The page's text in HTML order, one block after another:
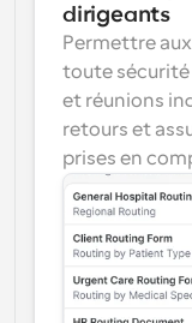
dirigeants
Permettre
toute sécurité
et réunions
retours et
prises en